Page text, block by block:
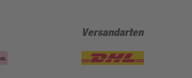
Versandarten